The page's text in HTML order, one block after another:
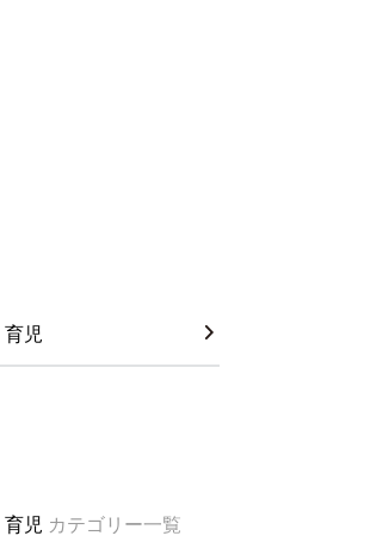
児
児 カテゴリー一覧